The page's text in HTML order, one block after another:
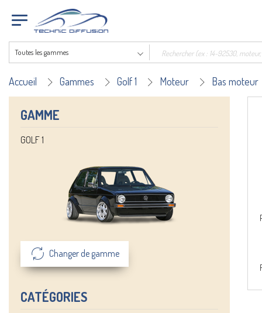
Toutes les gammes
Accueil Gammes Golf 1 Moteur Bas moteur
GAMME
GOLF 1
Changer de gamme
CATÉGORIES